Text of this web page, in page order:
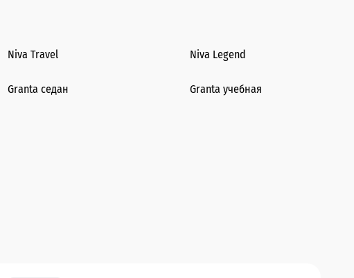
Niva Travel Niva Legend
Granta седан Granta учебная